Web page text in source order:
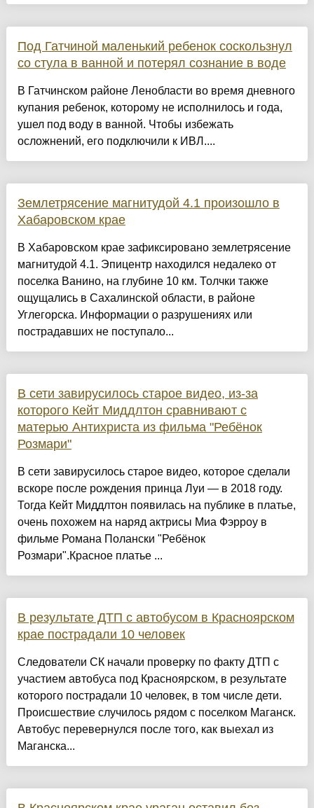
Под Гатчиной маленький ребенок соскользнул
со стула в ванной и потерял сознание в воде
В Гатчинском районе Ленобласти во время дневного
купания ребенок, которому не исполнилось и года,
ушел под воду в ванной. Чтобы избежать
осложнений, его подключили к ИВЛ....
Землетрясение магнитудой 4.1 произошло в
Хабаровском крае
В Хабаровском крае зафиксировано землетрясение
магнитудой 4.1. Эпицентр находился недалеко от
поселка Ванино, на глубине 10 км. Толчки также
ощущались в Сахалинской области, в районе
Углегорска. Информации о разрушениях или
пострадавших не поступало...
В сети завирусилось старое видео, из-за
которого Кейт Миддлтон сравнивают с
матерью Антихриста из фильма "Ребёнок
Розмари"
В сети завирусилось старое видео, которое сделали
вскоре после рождения принца Луи — в 2018 году.
Тогда Кейт Миддлтон появилась на публике в платье,
очень похожем на наряд актрисы Миа Фэрроу в
фильме Романа Полански "Ребёнок
Розмари".Красное платье ...
В результате ДТП с автобусом в Красноярском
крае пострадали 10 человек
Следователи СК начали проверку по факту ДТП с
участием автобуса под Красноярском, в результате
которого пострадали 10 человек, в том числе дети.
Происшествие случилось рядом с поселком Маганск.
Автобус перевернулся после того, как выехал из
Маганска...